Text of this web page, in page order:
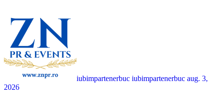
iubimpartenerbuc iubimpartenerbuc aug. 3,
2026